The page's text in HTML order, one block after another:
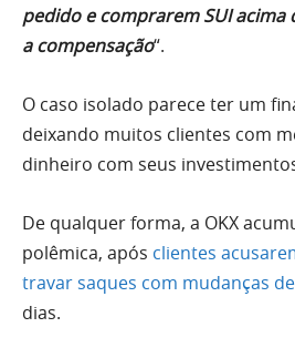
pedido e comprarem SUI acima
a compensação“.
O caso isolado parece ter um
deixando muitos clientes com
dinheiro com seus
De qualquer forma, a OKX
polêmica, após clientes
travar saques com mudanças
dias.